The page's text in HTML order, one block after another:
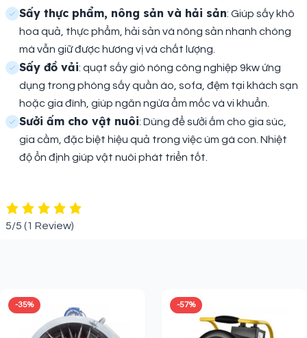
Sấy thực phẩm, nông sản và hải sản: Giúp sấy khô
hoa quả, thực phẩm, hải sản và nông sản nhanh chóng
mà vẫn giữ được hương vị và chất lượng.
Sấy đồ vải: quạt sấy gió nóng công nghiệp 9kw ứng
dụng trong phòng sấy quần áo, sofa, đệm tại khách sạn
hoặc gia đình, giúp ngăn ngừa ẩm mốc và vi khuẩn.
Sưởi ấm cho vật nuôi: Dùng để sưởi ấm cho gia súc,
gia cầm, đặc biệt hiệu quả trong việc úm gà con. Nhiệt
độ ổn định giúp vật nuôi phát triển tốt.
5/5 (1 Review)
-35% -57%